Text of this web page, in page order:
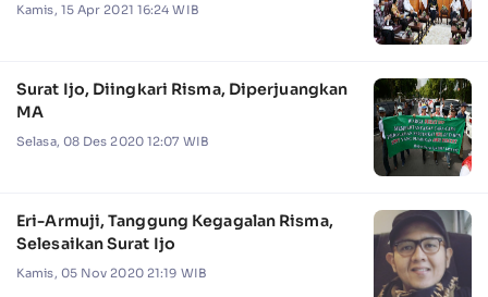
Kamis, 15 Apr 2021 16:24 WIB
Surat Ijo, Diingkari Risma, Diperjuangkan
MA
Selasa, 08 Des 2020 12:07 WIB
Eri-Armuji, Tanggung Kegagalan Risma,
Selesaikan Surat Ijo
Kamis, 05 Nov 2020 21:19 WIB